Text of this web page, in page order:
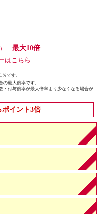
最大10倍
はこちら
です。
の最大倍率です。
・付与倍率が最大倍率より少なくなる場合が
ポイント3倍